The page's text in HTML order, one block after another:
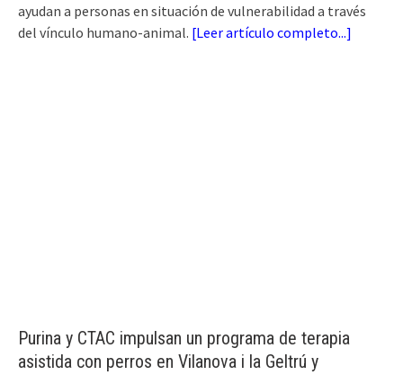
ayudan a personas en situación de vulnerabilidad a través
del vínculo humano-animal. [Leer artículo completo...]
Purina y CTAC impulsan un programa de terapia
asistida con perros en Vilanova i la Geltrú y